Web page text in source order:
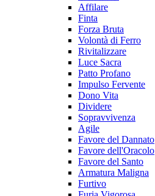
Affilare
Finta
Forza Bruta
Volontà di Ferro
Rivitalizzare
Luce Sacra
Patto Profano
Impulso Fervente
Dono Vita
Dividere
Sopravvivenza
Agile
Favore del Dannato
Favore dell'Oracolo
Favore del Santo
Armatura Maligna
Furtivo